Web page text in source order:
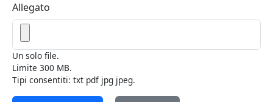
Allegato
Un solo file.
Limite 300 MB.
Tipi consentiti: txt pdf jpg jpeg.